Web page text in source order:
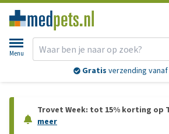
Menu
Gratis verzending vanaf
Trovet Week: tot 15% korting op
meer